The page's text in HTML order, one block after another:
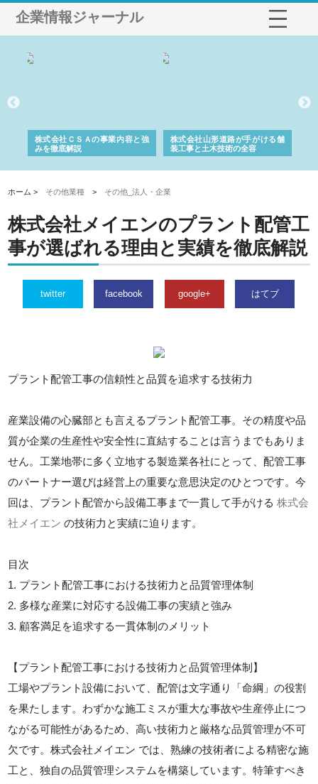
企業情報ジャーナル
株式会社ＣＳＡの事業内容と強
みを徹底解説
株式会社山形道路が手がける舗
装工事と土木技術の全容
ホーム > その他業種 > その他_法人・企業
株式会社メイエンのプラント配管工
事が選ばれる理由と実績を徹底解説
twitter facebook google+ はてブ
プラント配管工事の信頼性と品質を追求する技術力
産業設備の心臓部とも言えるプラント配管工事。その精度や品
質が企業の生産性や安全性に直結することは言うまでもありま
せん。工業地帯に多く立地する製造業各社にとって、配管工事
のパートナー選びは経営上の重要な意思決定のひとつです。今
回は、プラント配管から設備工事まで一貫して手がける株式会
社メイエン の技術力と実績に迫ります。
目次
1. プラント配管工事における技術力と品質管理体制
2. 多様な産業に対応する設備工事の実績と強み
3. 顧客満足を追求する一貫体制のメリット
【プラント配管工事における技術力と品質管理体制】
工場やプラント設備において、配管は文字通り「命綱」の役割
を果たします。わずかな施工ミスが重大な事故や生産停止につ
ながる可能性があるため、高い技術力と厳格な品質管理が不可
欠です。株式会社メイエン では、熟練の技術者による精密な施
工と、独自の品質管理システムを構築しています。特筆すべき